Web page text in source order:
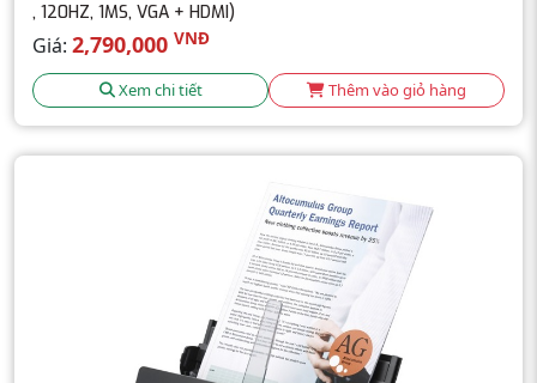
, 120HZ, 1MS, VGA + HDMI)
Giá: 2,790,000 VNĐ
Xem chi tiết Thêm vào giỏ hàng